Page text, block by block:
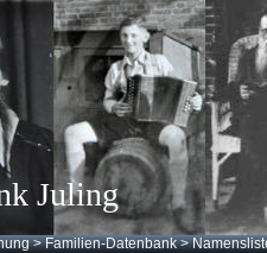
Juling
>Familien-Datenbank >